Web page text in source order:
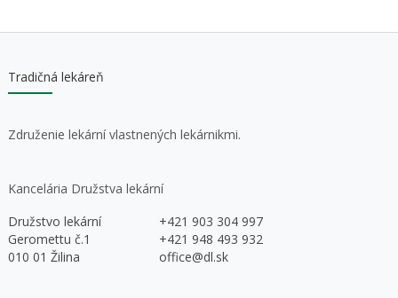
Tradičná lekáreň
Združenie lekární vlastnených lekárnikmi.
Kancelária Družstva lekární
Družstvo lekární
+421 903 304 997
Geromettu č.1
+421 948 493 932
010 01 Žilina
office@dl.sk